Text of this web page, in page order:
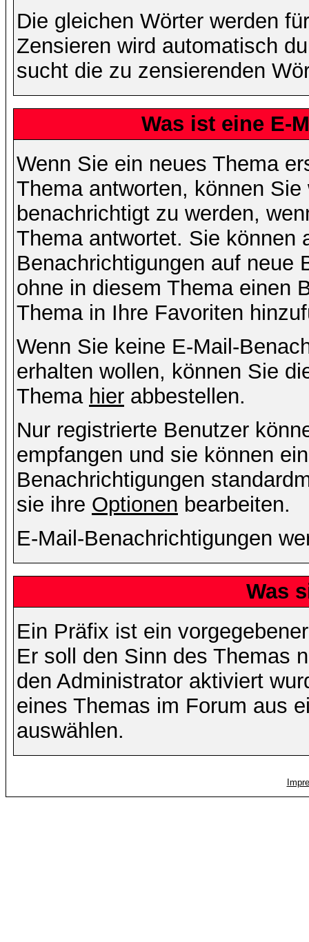
Die gleichen Wörter werden
Zensieren wird automatisch
sucht die zu zensierenden
Was ist eine E-
Wenn Sie ein neues Thema
Thema antworten, können
benachrichtigt zu werden,
Thema antwortet. Sie können
Benachrichtigungen auf neue
ohne in diesem Thema einen
Thema in Ihre Favoriten
Wenn Sie keine E-Mail-
erhalten wollen, können Sie
Thema hier abbestellen.
Nur registrierte Benutzer
empfangen und sie können
Benachrichtigungen
sie ihre Optionen bearbeiten.
E-Mail-Benachrichtigungen
Was
Ein Präfix ist ein
Er soll den Sinn des Themas
den Administrator aktiviert
eines Themas im Forum aus
auswählen.